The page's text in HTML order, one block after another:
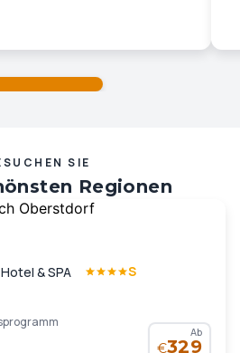
SIE
Regionen
und Europas …
Ab
€329
& SPA S